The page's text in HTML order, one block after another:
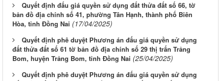
Quyết định đấu giá quyền sử dụng đất thửa đất số 66, tờ
bản đồ địa chính số 41, phường Tân Hạnh, thành phố Biên
Hòa, tỉnh Đồng Nai (17/04/2025)
Quyết định phê duyệt Phương án đấu giá quyền sử dụng
đất thửa đất số 61 tờ bản đồ địa chính số 29 thị trấn Trảng
Bom, huyện Trảng Bom, tỉnh Đồng Nai (25/04/2025)
Quyết định phê duyệt Phương án đấu giá quyền sử dụng